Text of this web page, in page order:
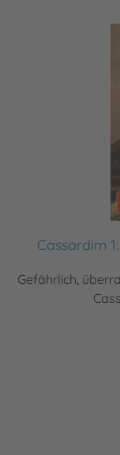
Cassardim
Gefährlich,